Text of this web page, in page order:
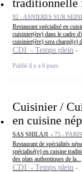
traditionnelle
92 - ASNIERES SUR
Restaurant spécialisé en
cuisinier(ère) dans le cadre
cuisinier(ère) sera chargé(e)
CDI - Temps plein
Publié il y a 6 jours
Cuisinier /
en cuisine
SAS SHILAJI - 75 -
Restaurant de spécialités
spécialisé(e) en cuisine
des plats authentiques de la...
CDI - Temps plein